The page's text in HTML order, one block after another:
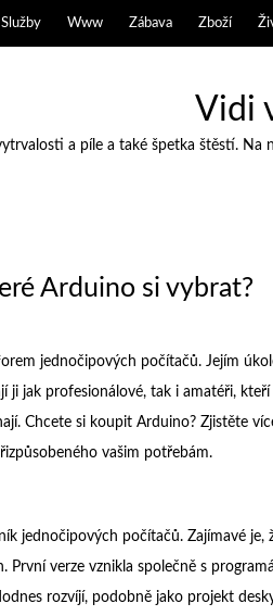
Služby Www Zábava Zboží
Vidi
a píle a také špetka štěstí.
Arduino si vybrat?
jednočipových počítačů. Jejím
ji jak profesionálové, tak i amatéři,
Chcete si koupit Arduino? Zjistěte
vašim potřebám.
jednočipových počítačů. Zajímavé je,
verze vznikla společně s
rozvíjí, podobně jako projekt